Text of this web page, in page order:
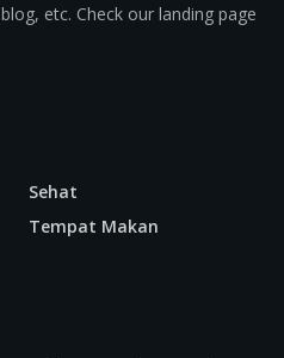
etc. Check our landing page
Sehat
Tempat Makan